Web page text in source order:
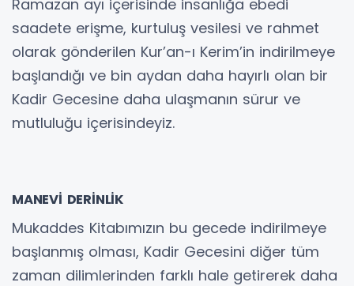
Ramazan ayı içerisinde insanlığa ebedi
saadete erişme, kurtuluş vesilesi ve rahmet
olarak gönderilen Kur’an-ı Kerim’in indirilmeye
başlandığı ve bin aydan daha hayırlı olan bir
Kadir Gecesine daha ulaşmanın sürur ve
mutluluğu içerisindeyiz.
MANEVİ DERİNLİK
Mukaddes Kitabımızın bu gecede indirilmeye
başlanmış olması, Kadir Gecesini diğer tüm
zaman dilimlerinden farklı hale getirerek daha